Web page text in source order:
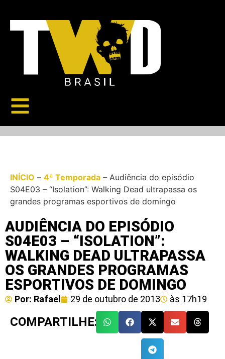
INÍCIO – 4ª Temporada – Audiência do episódio
S04E03 – “Isolation”: Walking Dead ultrapassa os
grandes programas esportivos de domingo
AUDIÊNCIA DO EPISÓDIO
S04E03 – “ISOLATION”:
WALKING DEAD ULTRAPASSA
OS GRANDES PROGRAMAS
ESPORTIVOS DE DOMINGO
Por: Rafael 29 de outubro de 2013 às 17h19
COMPARTILHE: